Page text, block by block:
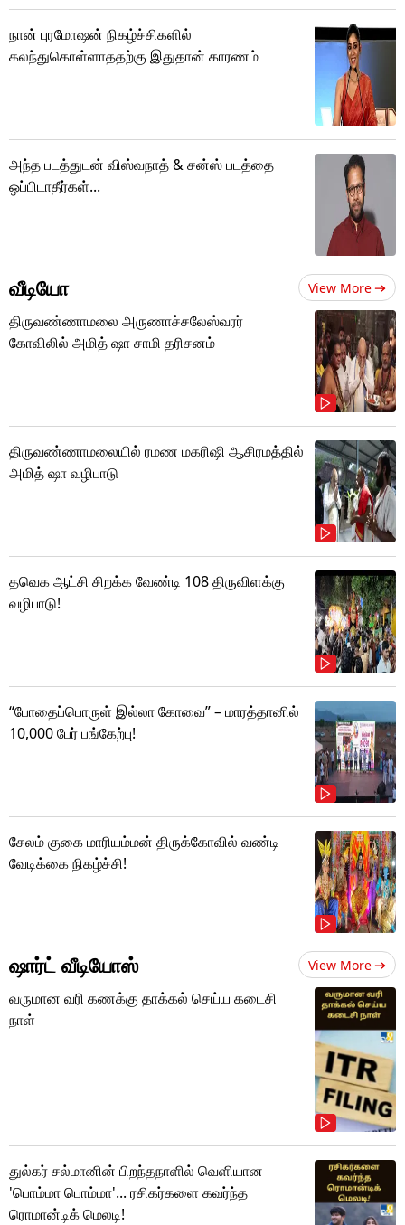
நான் புரமோஷன் நிகழ்ச்சிகளில்
கலந்துகொள்ளாததற்கு இதுதான் காரணம்
அந்த படத்துடன் விஸ்வநாத் & சன்ஸ் படத்தை
ஒப்பிடாதீர்கள்...
வீடியோ View More
திருவண்ணாமலை அருணாச்சலேஸ்வரர்
கோவிலில் அமித் ஷா சாமி தரிசனம்
திருவண்ணாமலையில் ரமண மகரிஷி ஆசிரமத்தில்
அமித் ஷா வழிபாடு
தவெக ஆட்சி சிறக்க வேண்டி 108 திருவிளக்கு
வழிபாடு!
“போதைப்பொருள் இல்லா கோவை” – மாரத்தானில்
10,000 பேர் பங்கேற்பு!
சேலம் குகை மாரியம்மன் திருக்கோவில் வண்டி
வேடிக்கை நிகழ்ச்சி!
ஷார்ட் வீடியோஸ் View More
வருமான வரி கணக்கு தாக்கல் செய்ய கடைசி
நாள்
துல்கர் சல்மானின் பிறந்தநாளில் வெளியான
'பொம்மா பொம்மா'... ரசிகர்களை கவர்ந்த
ரொமான்டிக் மெலடி!